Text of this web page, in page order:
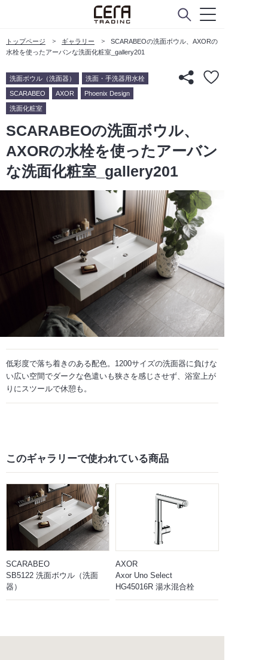
トップページ ギャラリー
SCARABEOの洗面ボウル、AXORの
水栓を使ったアーバンな洗面化粧室_gallery201
洗面ボウル（洗面器） 洗面・手洗器用水栓
SCARABEO AXOR Phoenix Design
洗面化粧室
SCARABEOの洗面ボウル、
AXORの水栓を使ったアーバン
な洗面化粧室_gallery201
低彩度で落ち着きのある配色。1200サイズの洗面器に負けな
い広い空間でダークな色遣いも狭さを感じさせず、浴室上が
りにスツールで休憩も。
このギャラリーで使われている商品
SCARABEO
SB5122 洗面ボウル（洗面
器）
AXOR
Axor Uno Select
HG45016R 湯水混合栓